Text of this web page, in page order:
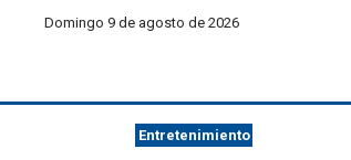
Domingo 9 de agosto de 2026
Entretenimiento